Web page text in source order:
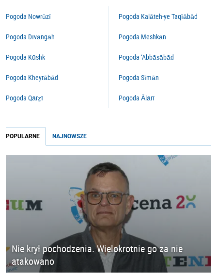
Pogoda Nowrūzī
Pogoda Dīvāngāh
Pogoda Kūshk
Pogoda Kheyrābād
Pogoda Qārẕī
Pogoda Kalāteh-ye Taqīābād
Pogoda Meshkān
Pogoda ‘Abbāsābād
Pogoda Sīmān
Pogoda Ālārī
POPULARNE NAJNOWSZE
Nie krył pochodzenia. Wielokrotnie go za nie
atakowano